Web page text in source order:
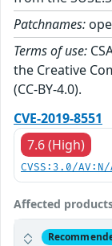
Patchnames:
Terms of use:
the Creative
(CC-BY-4.0).
CVE-2019-8551
7.6 (High)
CVSS:3.0/
Affected